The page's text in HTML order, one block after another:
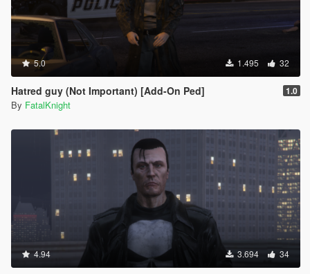
5.0 1.495 32
Hatred guy (Not Important) [Add-On Ped] 1.0
By FatalKnight
4.94 3.694 34